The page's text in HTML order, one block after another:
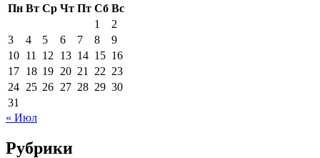
Пн Вт Ср Чт Пт Сб Вс
1
2
3
4 5 6 7 8
9
10 11 12 13 14 15 16
17 18 19 20 21 22 23
24 25 26 27 28 29 30
31
« Июл
Рубрики